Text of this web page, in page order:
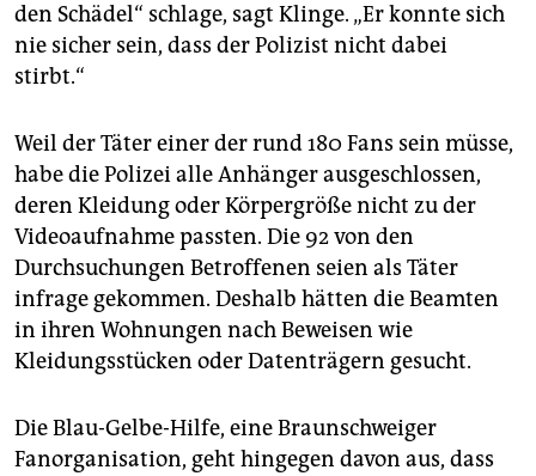
den Schädel“ schlage, sagt Klinge. „Er konnte sich
nie sicher sein, dass der Polizist nicht dabei
stirbt.“
Weil der Täter einer der rund 180 Fans sein müsse,
habe die Polizei alle Anhänger ausgeschlossen,
deren Kleidung oder Körpergröße nicht zu der
Videoaufnahme passten. Die 92 von den
Durchsuchungen Betroffenen seien als Täter
infrage gekommen. Deshalb hätten die Beamten
in ihren Wohnungen nach Beweisen wie
Kleidungsstücken oder Datenträgern gesucht.
Die Blau-Gelbe-Hilfe, eine Braunschweiger
Fanorganisation, geht hingegen davon aus, dass